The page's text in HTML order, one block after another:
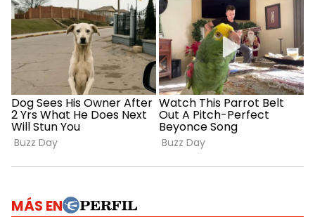
MÁS EN